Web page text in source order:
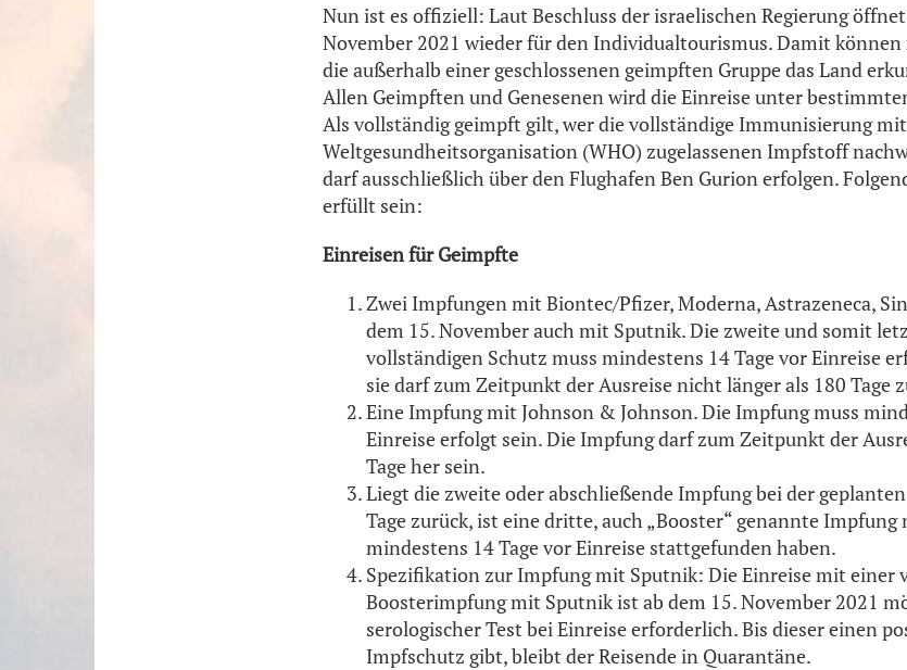
Nun ist es offiziell: Laut Beschluss der israelischen Regierung
November 2021 wieder für den Individualtourismus. Damit können
die außerhalb einer geschlossenen geimpften Gruppe das Land
Allen Geimpften und Genesenen wird die Einreise unter
Als vollständig geimpft gilt, wer die vollständige Immunisierung
Weltgesundheitsorganisation (WHO) zugelassenen Impfstoff
darf ausschließlich über den Flughafen Ben Gurion erfolgen.
erfüllt sein:
Einreisen für Geimpfte
Zwei Impfungen mit Biontec/Pfizer, Moderna, Astrazeneca,
dem 15. November auch mit Sputnik. Die zweite und somit
vollständigen Schutz muss mindestens 14 Tage vor Einreise
sie darf zum Zeitpunkt der Ausreise nicht länger als 180 Tage
Eine Impfung mit Johnson & Johnson. Die Impfung muss
Einreise erfolgt sein. Die Impfung darf zum Zeitpunkt der
Tage her sein.
Liegt die zweite oder abschließende Impfung bei der
Tage zurück, ist eine dritte, auch „Booster“ genannte Impfung
mindestens 14 Tage vor Einreise stattgefunden haben.
Spezifikation zur Impfung mit Sputnik: Die Einreise mit einer
Boosterimpfung mit Sputnik ist ab dem 15. November 2021
serologischer Test bei Einreise erforderlich. Bis dieser einen
Impfschutz gibt, bleibt der Reisende in Quarantäne.